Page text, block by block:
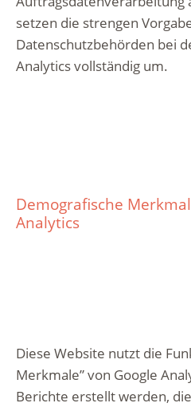
setzen die strengen
Datenschutzbehörden bei
Analytics vollständig um.
Demografische
Analytics
Diese Website nutzt die
Merkmale” von Google
Berichte erstellt werden,